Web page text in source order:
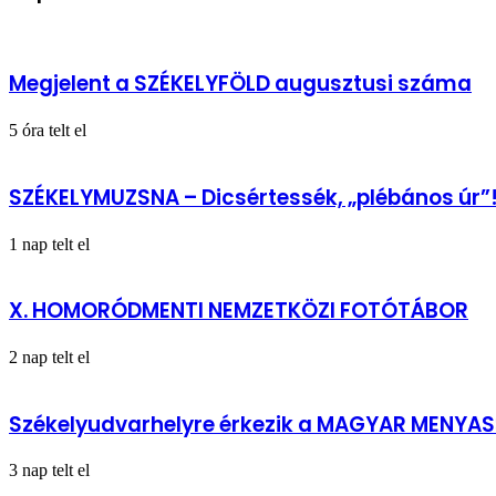
Konferencia
Megjelent a SZÉKELYFÖLD augusztusi száma
5 óra telt el
SZÉKELYMUZSNA – Dicsértessék, „plébános úr”!
1 nap telt el
X. HOMORÓDMENTI NEMZETKÖZI FOTÓTÁBOR
2 nap telt el
Székelyudvarhelyre érkezik a MAGYAR
3 nap telt el